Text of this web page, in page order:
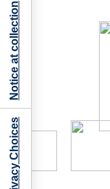
Notice at collection